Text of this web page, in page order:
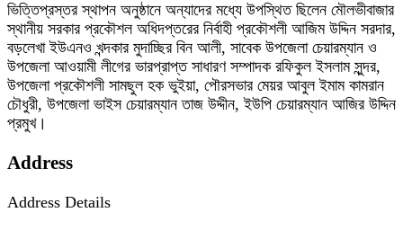
ভিত্তিপ্রস্তর স্থাপন অনুষ্ঠানে অন্যাদের মধ্যে উপস্থিত ছিলেন মৌলভীবাজার
স্থানীয় সরকার প্রকৌশল অধিদপ্তরের নির্বাহী প্রকৌশলী আজিম উদ্দিন সরদার,
বড়লেখা ইউএনও খন্দকার মুদাচ্ছির বিন আলী, সাবেক উপজেলা চেয়ারম্যান ও
উপজেলা আওয়ামী লীগের ভারপ্রাপ্ত সাধারণ সম্পাদক রফিকুল ইসলাম সুন্দর,
উপজেলা প্রকৌশলী সামছুল হক ভুইয়া, পৌরসভার মেয়র আবুল ইমাম কামরান
চৌধুরী, উপজেলা ভাইস চেয়ারম্যান তাজ উদ্দীন, ইউপি চেয়ারম্যান আজির উদ্দিন
প্রমুখ।
Address
Address Details